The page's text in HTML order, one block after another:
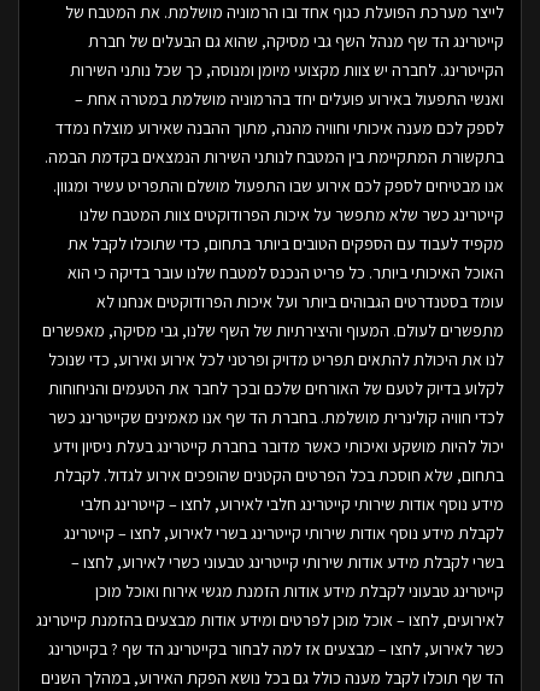
לייצר מערכת הפועלת כגוף אחד ובו הרמוניה מושלמת. את המטבח של
קייטרינג הד שף מנהל השף גבי מסיקה, שהוא גם הבעלים של חברת
הקייטרינג. לחברה יש צוות מקצועי מיומן ומנוסה, כך שכל נותני השירות
ואנשי התפעול באירוע פועלים יחד בהרמוניה מושלמת במטרה אחת –
לספק לכם מענה איכותי וחוויה מהנה, מתוך ההבנה שאירוע מוצלח נמדד
בתקשורת המתקיימת בין המטבח לנותני השירות הנמצאים בקדמת הבמה.
אנו מבטיחים לספק לכם אירוע שבו התפעול מושלם והתפריט עשיר ומגוון.
קייטרינג כשר שלא מתפשר על איכות הפרודוקטים צוות המטבח שלנו
מקפיד לעבוד עם הספקים הטובים ביותר בתחום, כדי שתוכלו לקבל את
האוכל האיכותי ביותר. כל פריט הנכנס למטבח שלנו עובר בדיקה כי הוא
עומד בסטנדרטים הגבוהים ביותר ועל איכות הפרודוקטים אנחנו לא
מתפשרים לעולם. המעוף והיצירתיות של השף שלנו, גבי מסיקה, מאפשרים
לנו את היכולת להתאים תפריט מדויק ופרטני לכל אירוע ואירוע, כדי שנוכל
לקלוע בדיוק לטעם של האורחים שלכם ובכך לחבר את הטעמים והניחוחות
לכדי חוויה קולינרית מושלמת. בחברת הד שף אנו מאמינים שקייטרינג כשר
יכול להיות מושקע ואיכותי כאשר מדובר בחברת קייטרינג בעלת ניסיון וידע
בתחום, שלא חוסכת בכל הפרטים הקטנים שהופכים אירוע לגדול. לקבלת
מידע נוסף אודות שירותי קייטרינג חלבי לאירוע, לחצו – קייטרינג חלבי
לקבלת מידע נוסף אודות שירותי קייטרינג בשרי לאירוע, לחצו – קייטרינג
בשרי לקבלת מידע אודות שירותי קייטרינג טבעוני כשרי לאירוע, לחצו –
קייטרינג טבעוני לקבלת מידע אודות הזמנת מגשי אירוח ואוכל מוכן
לאירועים, לחצו – אוכל מוכן לפרטים ומידע אודות מבצעים בהזמנת קייטרינג
כשר לאירוע, לחצו – מבצעים אז למה לבחור בקייטרינג הד שף ? בקייטרינג
הד שף תוכלו לקבל מענה כולל גם בכל נושא הפקת האירוע, במהלך השנים